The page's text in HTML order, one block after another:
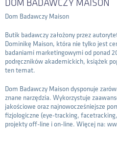
DOM BADAWCZY MAISON
Dom Badawczy Maison
Butik badawczy założony przez
Dominikę Maison, która nie tylko jest
badaniami marketingowymi od ponad
podręczników akademickich, książek
ten temat.
Dom Badawczy Maison dysponuje
znane narzędzia. Wykorzystuje
jakościowe oraz najnowocześniejsze
fizjologiczne (eye-tracking,
projekty off-line i on-line. Więcej na: